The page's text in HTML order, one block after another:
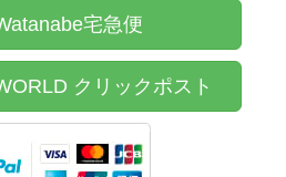
宅急便
クリックポスト